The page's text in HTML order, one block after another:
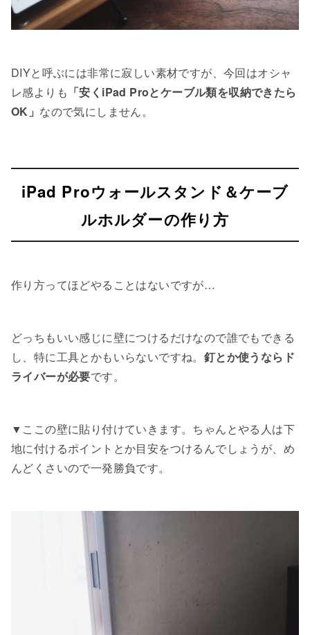
DIYと呼ぶには非常に寂しい素材ですが、今回はオシャ
レ感よりも 「安くiPad Proとケーブル類を収納できたら
OK」 なので気にしません。
iPad Proウォールスタンド＆ケーブ
ルホルダーの作り方
作り方ってほどやることはないですが…
どっちもいい感じに壁につけるだけなので誰でもできる
し、特に工具とかもいらないですね。 釘とか使うならド
ライバーが必要です。
▼ここの壁に貼り付けていきます。ちゃんとやる人は下
地に付けるポイントとか目安をつけるんでしょうが、め
んどくさいので一発勝負です。